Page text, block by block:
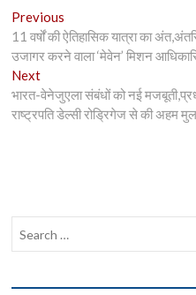
Post
navigation
Previous
post:
11 वर्षों की ऐतिहासिक यात्रा का
उजागर करने वाला ‘मेवेन’ मिशन
NextNext
post:
भारत-वेनेजुएला संबंधों को नई
राष्ट्रपति डेल्सी रोड्रिगेज से की अहम